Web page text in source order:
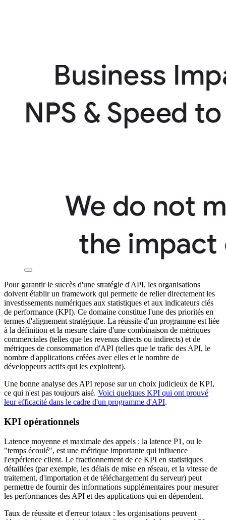
Pour garantir le succès d'une stratégie d'API, les organisations
doivent établir un framework qui permette de relier directement les
investissements numériques aux statistiques et aux indicateurs clés
de performance (KPI). Ce domaine constitue l'une des priorités en
termes d'alignement stratégique. La réussite d'un programme est liée
à la définition et la mesure claire d'une combinaison de métriques
commerciales (telles que les revenus directs ou indirects) et de
métriques de consommation d'API (telles que le trafic des API, le
nombre d'applications créées avec elles et le nombre de
développeurs actifs qui les exploitent).
Une bonne analyse des API repose sur un choix judicieux de KPI,
ce qui n'est pas toujours aisé. Voici quelques KPI qui ont prouvé
leur efficacité dans le cadre d'un programme d'API.
KPI opérationnels
Latence moyenne et maximale des appels : la latence P1, ou le
"temps écoulé", est une métrique importante qui influence
l'expérience client. Le fractionnement de ce KPI en statistiques
détaillées (par exemple, les délais de mise en réseau, et la vitesse de
traitement, d'importation et de téléchargement du serveur) peut
permettre de fournir des informations supplémentaires pour mesurer
les performances des API et des applications qui en dépendent.
Taux de réussite et d'erreur totaux : les organisations peuvent